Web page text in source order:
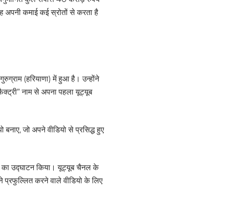
कमाई कई स्रोतों से करता है
(हरियाणा) में हुआ है। उन्होंने
नाम से अपना पहला यूट्यूब
बनाए, जो अपने वीडियो से प्रसिद्ध हुए
का उद्घाटन किया। यूट्यूब चैनल के
करने वाले वीडियो के लिए